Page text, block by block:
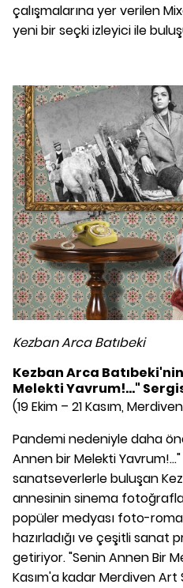
çalışmalarına yer verilen
yeni bir seçki izleyici ile
Kezban Arca Batıbeki
Kezban Arca
Melekti Yavrum!..."
(19 Ekim – 21 Kasım,
Pandemi nedeniyle daha
Annen bir Melekti Yavrum!..."
sanatseverlerle buluşan
annesinin sinema
popüler medyası foto-
hazırladığı ve çeşitli sanat
getiriyor. "Senin Annen Bir
Kasım'a kadar Merdiven